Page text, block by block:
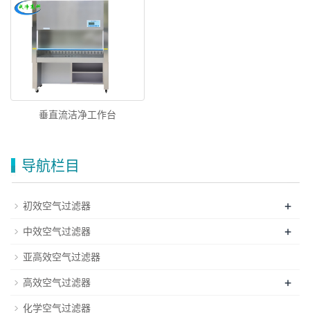
垂直流洁净工作台
导航栏目
初效空气过滤器 +
中效空气过滤器 +
亚高效空气过滤器
高效空气过滤器 +
化学空气过滤器